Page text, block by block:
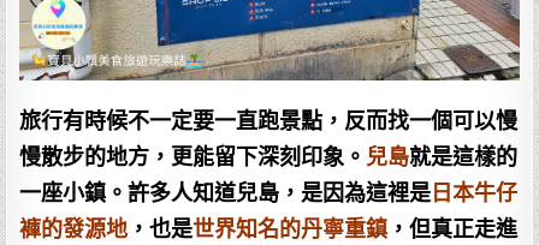
旅行有時候不一定要一直跑景點，反而找一個可以慢
慢散步的地方，更能留下深刻印象。兒島就是這樣的
一座小鎮。許多人知道兒島，是因為這裡是日本牛仔
褲的發源地 ，也是世界知名的丹寧重鎮 ，但真正走進